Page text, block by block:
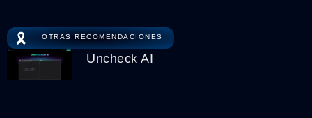
🎗️ OTRAS RECOMENDACIONES
Uncheck AI